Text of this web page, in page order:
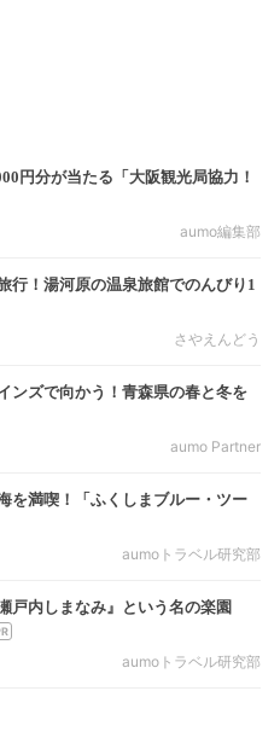
円分が当たる「大阪観光局協力！
aumo編集部
行！湯河原の温泉旅館でのんびり1
さやえんどう
ンズで向かう！青森県の春と冬を
aumo Partner
を満喫！「ふくしまブルー・ツー
aumoトラベル研究部
戸内しまなみ』という名の楽園
aumoトラベル研究部